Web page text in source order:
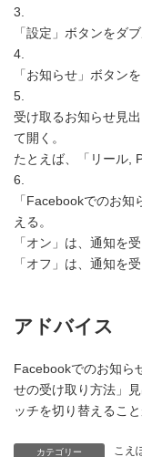
3.
「設定」ボタンをダ
4.
「お知らせ」ボタン
5.
受け取るお知らせ見
て開く。
たとえば、「リール,
6.
「Facebookでのお
える。
「オン」は、通知を受
「オフ」は、通知を
アドバイス
Facebookでのお知ら
せの受け取り方法」
ッチを切り替えること
カテゴリー こえ